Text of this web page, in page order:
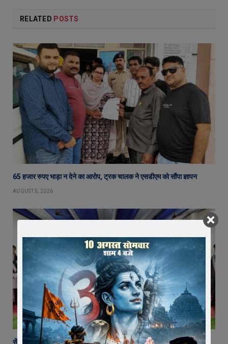
RELATED POSTS
65 हजार रुपए भाड़ा न देने का आरोप, ट्रक चालक ने एसडीएम को सौंपा ज्ञापन
AUGUST 5, 2026
सेंट पॉल्स कॉन्वेंट स्कूल में छात्र परिषद का शपथ ग्रहण समारोह गरिमामय माहौल में